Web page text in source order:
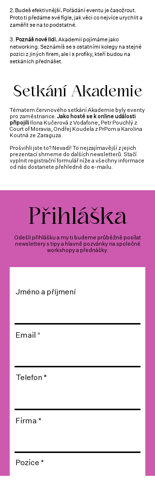
2. Budeš efektivnější. Pořádání eventu je časožrout.
Proto ti předáme své fígle, jak věci co nejvíce urychlit a
zaměřit se na to podstatné.
3. Poznáš nové lidi.Akademii pojímáme jako
networking. Seznámíš se s ostatními kolegy na stejné
pozici z jiných firem, ale i s profíky, kteří budou na
setkáních přednášet.
Setkání Akademie
Tématem červnového setkání Akademie byly eventy
pro zaměstnance. Jako hosté se k online události
připojili Ilona Kučerová z Vodafone, Petr Pouchlý z
Court of Moravia, Ondřej Koudela z PrPom a Karolina
Koutná ze Zaraguza.
Prošvihli jste to? Nevadí! To nejzajímavější z jejich
prezentací shrneme do dalších newsletterů. Stačí
vyplnit registrační formulář níže a všechny informace
od nás dostanete přehledně do e-mailu.
Přihláška
Odešli přihlášku a my ti budeme průběžně posílat
newslettery s tipy a hlavně pozvánky na společné
workshopy a přednášky.
Jméno a příjmení
Email
Telefon
Firma
Pozice